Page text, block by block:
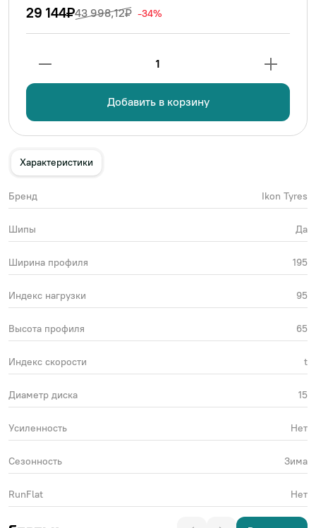
29 144₽43 998,12₽ -34%
1
Добавить в корзину
Характеристики
Бренд Ikon Tyres
Шипы Да
Ширина профиля 195
Индекс нагрузки 95
Высота профиля 65
Индекс скорости t
Диаметр диска 15
Усиленность Нет
Сезонность Зима
RunFlat Нет